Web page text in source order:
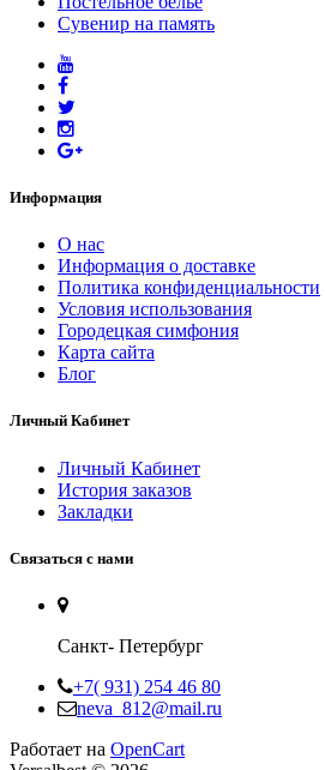
Сувенир на память
Информация
O нас
Информация о доставке
Политика конфиденциальности
Условия использования
Городецкая симфония
Карта сайта
Блог
Личный Кабинет
Личный Кабинет
История заказов
Закладки
Связаться с нами
Санкт- Петербург
+7( 931) 254 46 80
neva_812@mail.ru
Работает на OpenCart